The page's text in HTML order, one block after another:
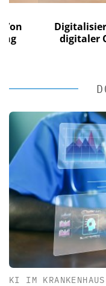
digitaler
KI IM KRANKENHAUS